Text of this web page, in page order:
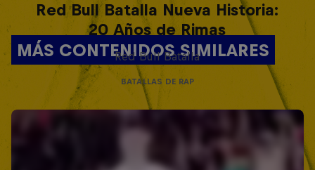
MÁS CONTENIDOS SIMILARES
Red Bull Batalla Nueva Historia:
20 Años de Rimas
Red Bull Batalla
BATALLAS DE RAP